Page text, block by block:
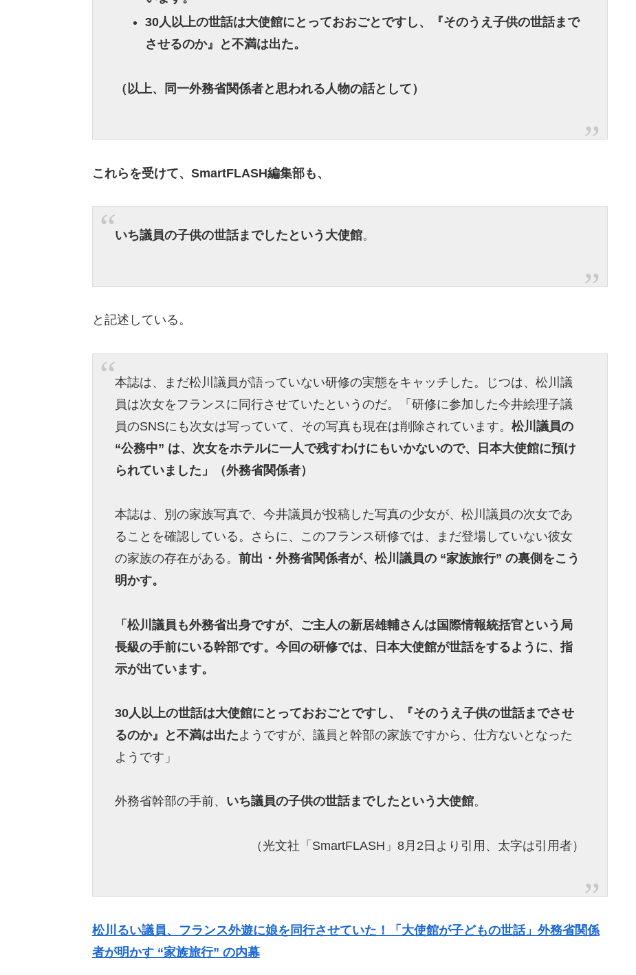
30人以上の世話は大使館にとっておおごとですし、『そのうえ子供の世話まで
させるのか』と不満は出た。
（以上、同一外務省関係者と思われる人物の話として）
これらを受けて、SmartFLASH編集部も、
いち議員の子供の世話までしたという大使館。
と記述している。
本誌は、まだ松川議員が語っていない研修の実態をキャッチした。じつは、松川議
員は次女をフランスに同行させていたというのだ。「研修に参加した今井絵理子議
員のSNSにも次女は写っていて、その写真も現在は削除されています。松川議員の
“公務中” は、次女をホテルに一人で残すわけにもいかないので、日本大使館に預け
られていました」（外務省関係者）
本誌は、別の家族写真で、今井議員が投稿した写真の少女が、松川議員の次女であ
ることを確認している。さらに、このフランス研修では、まだ登場していない彼女
の家族の存在がある。前出・外務省関係者が、松川議員の “家族旅行” の裏側をこう
明かす。
「松川議員も外務省出身ですが、ご主人の新居雄輔さんは国際情報統括官という局
長級の手前にいる幹部です。今回の研修では、日本大使館が世話をするように、指
示が出ています。
30人以上の世話は大使館にとっておおごとですし、『そのうえ子供の世話までさせ
るのか』と不満は出たようですが、議員と幹部の家族ですから、仕方ないとなった
ようです」
外務省幹部の手前、 いち議員の子供の世話までしたという大使館。
（光文社「SmartFLASH」8月2日より引用、太字は引用者）
松川るい議員、フランス外遊に娘を同行させていた！「大使館が子どもの世話」外務省関係
者が明かす “家族旅行” の内幕